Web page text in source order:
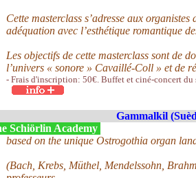
Cette masterclass s’adresse aux
adéquation avec l’esthétique romantique
Les objectifs de cette masterclass sont de
l’univers « sonore » Cavaillé-Coll » et de
- Frais d'inscription: 50€. Buffet et ciné-concert du
Gammalkil
Schiörlin Academy
based on the unique Ostrogothia organ
(Bach, Krebs, Müthel, Mendelssohn,